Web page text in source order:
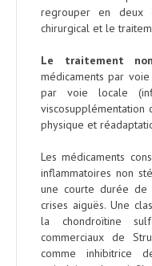
regrouper en deux
chirurgical et le
Le traitement
médicaments par
par voie locale
viscosupplémentation
physique et
Les médicaments
inflammatoires non
une courte durée de
crises aiguës. Une
la chondroïtine
commerciaux de
comme inhibitrice